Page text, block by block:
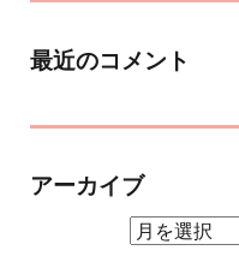
最近のコメント
アーカイブ